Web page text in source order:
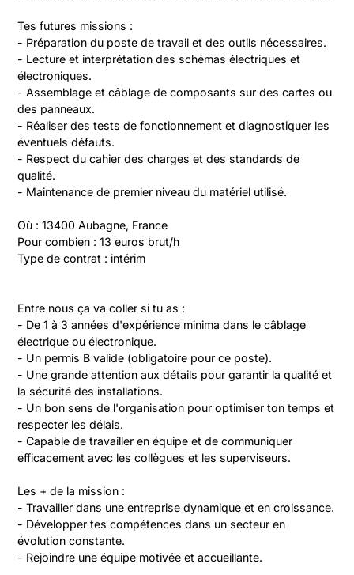
Tes futures missions :
- Préparation du poste de travail et des outils nécessaires.
- Lecture et interprétation des schémas électriques et
électroniques.
- Assemblage et câblage de composants sur des cartes ou
des panneaux.
- Réaliser des tests de fonctionnement et diagnostiquer les
éventuels défauts.
- Respect du cahier des charges et des standards de
qualité.
- Maintenance de premier niveau du matériel utilisé.
Où : 13400 Aubagne, France
Pour combien : 13 euros brut/h
Type de contrat : intérim
Entre nous ça va coller si tu as :
- De 1 à 3 années d'expérience minima dans le câblage
électrique ou électronique.
- Un permis B valide (obligatoire pour ce poste).
- Une grande attention aux détails pour garantir la qualité et
la sécurité des installations.
- Un bon sens de l'organisation pour optimiser ton temps et
respecter les délais.
- Capable de travailler en équipe et de communiquer
efficacement avec les collègues et les superviseurs.
Les + de la mission :
- Travailler dans une entreprise dynamique et en croissance.
- Développer tes compétences dans un secteur en
évolution constante.
- Rejoindre une équipe motivée et accueillante.